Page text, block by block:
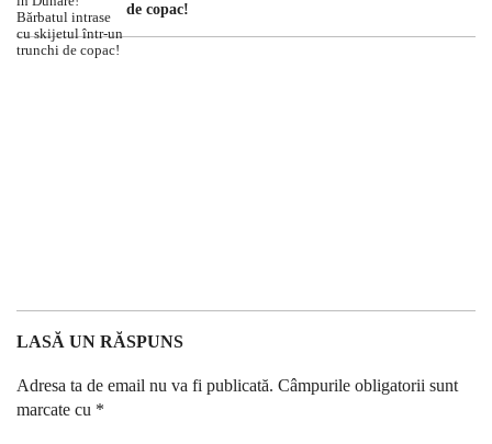
de copac!
LASĂ UN RĂSPUNS
Adresa ta de email nu va fi publicată. Câmpurile obligatorii sunt
marcate cu *